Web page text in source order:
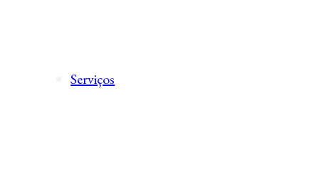
Serviços